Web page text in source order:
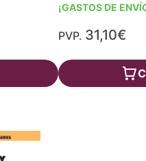
¡GASTOS DE
PVP. 31,10€